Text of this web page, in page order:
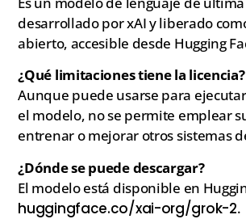
desarrollado por xAI y liberado
abierto, accesible desde Hugging
¿Qué limitaciones tiene la licencia?
Aunque puede usarse para
el modelo, no se permite emplear
entrenar o mejorar otros sistemas
¿Dónde se puede descargar?
El modelo está disponible en
huggingface.co/xai-org/grok-2.